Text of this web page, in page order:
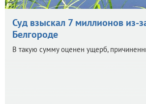
Суд взыскал 7 миллионов из-
Белгороде
В такую сумму оценен ущерб,